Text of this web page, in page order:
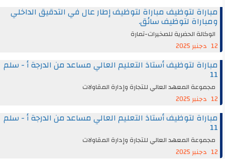
مباراة لتوظيف مباراة لتوظيف إطار عال في التدقيق الداخلي
ومباراة لتوظيف سائق.
الوكالة الحضرية للصخيرات-تمارة
12 دجنبر 2025
مباراة لتوظيف أستاذ التعليم العالي مساعد من الدرجة أ - سلم
11
مجموعة المعهد العالي للتجارة وإدارة المقاولات
12 دجنبر 2025
مباراة لتوظيف أستاذ التعليم العالي مساعد من الدرجة أ - سلم
11
مجموعة المعهد العالي للتجارة وإدارة المقاولات
12 دجنبر 2025